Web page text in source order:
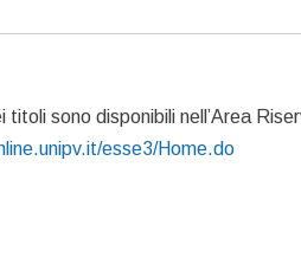
titoli sono disponibili nell’Area
esse3/Home.do